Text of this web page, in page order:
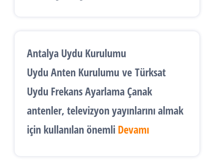
Antalya Uydu Kurulumu
Uydu Anten Kurulumu ve Türksat
Uydu Frekans Ayarlama Çanak
antenler, televizyon yayınlarını almak
için kullanılan önemli Devamı